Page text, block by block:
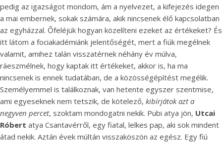
pedig az igazságot mondom, ám a nyelvezet, a kifejezés idegen
a mai embernek, sokak számára, akik nincsenek élő kapcsolatban
az egyházzal. Őfeléjük hogyan közelíteni ezeket az értékeket? És
itt látom a fociakadémiánk jelentőségét, mert a fiúk megélnek
valamit, amihez talán visszatérnek néhány év múlva,
ráeszmélnek, hogy kaptak itt értékeket, akkor is, ha ma
nincsenek is ennek tudatában, de a közösségépítést megélik.
Személyemmel is találkoznak, van hetente egyszer szentmise,
ami egyeseknek nem tetszik, de kötelező, kibírjátok azt a
negyven percet, szoktam mondogatni nekik. Pubi atya jön, Utcai
Róbert atya Csantavérről, egy fiatal, lelkes pap, aki sok mindent
átad nekik. Aztán évek múltán visszaköszön az egész. Egy fiú